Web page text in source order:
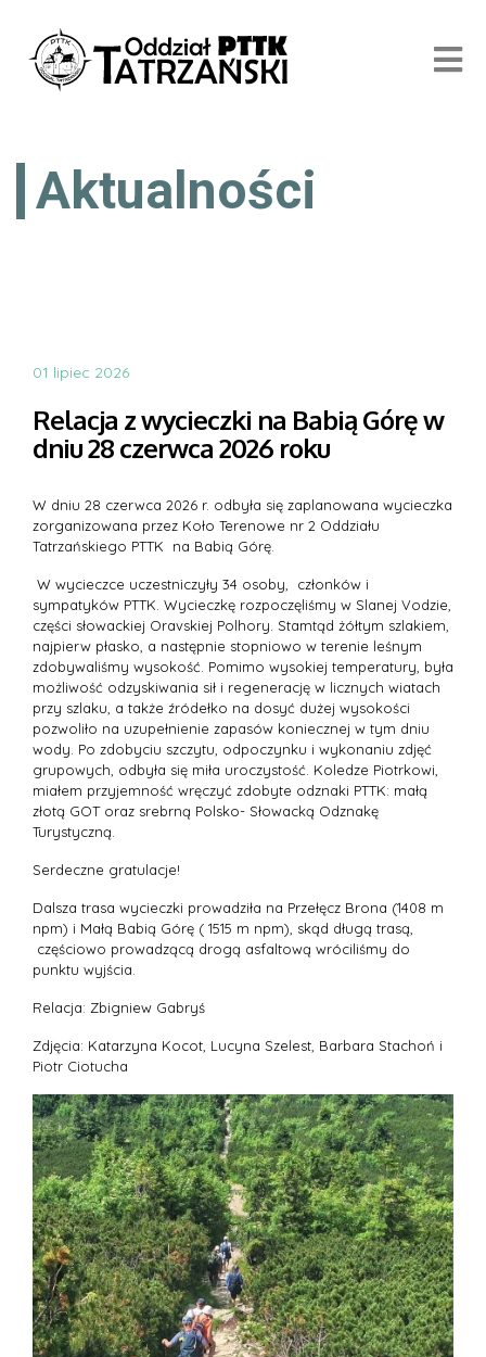
Aktualności
01 lipiec 2026
Relacja z wycieczki na Babią Górę w
dniu 28 czerwca 2026 roku
W dniu 28 czerwca 2026 r. odbyła się zaplanowana wycieczka
zorganizowana przez Koło Terenowe nr 2 Oddziału
Tatrzańskiego PTTK na Babią Górę.
W wycieczce uczestniczyły 34 osoby, członków i
sympatyków PTTK. Wycieczkę rozpoczęliśmy w Slanej Vodzie,
części słowackiej Oravskiej Polhory. Stamtąd żółtym szlakiem,
najpierw płasko, a następnie stopniowo w terenie leśnym
zdobywaliśmy wysokość. Pomimo wysokiej temperatury, była
możliwość odzyskiwania sił i regenerację w licznych wiatach
przy szlaku, a także źródełko na dosyć dużej wysokości
pozwoliło na uzupełnienie zapasów koniecznej w tym dniu
wody. Po zdobyciu szczytu, odpoczynku i wykonaniu zdjęć
grupowych, odbyła się miła uroczystość. Koledze Piotrkowi,
miałem przyjemność wręczyć zdobyte odznaki PTTK: małą
złotą GOT oraz srebrną Polsko- Słowacką Odznakę
Turystyczną.
Serdeczne gratulacje!
Dalsza trasa wycieczki prowadziła na Przełęcz Brona (1408 m
npm) i Małą Babią Górę ( 1515 m npm), skąd długą trasą,
częściowo prowadzącą drogą asfaltową wróciliśmy do
punktu wyjścia.
Relacja: Zbigniew Gabryś
Zdjęcia: Katarzyna Kocot, Lucyna Szelest, Barbara Stachoń i
Piotr Ciotucha